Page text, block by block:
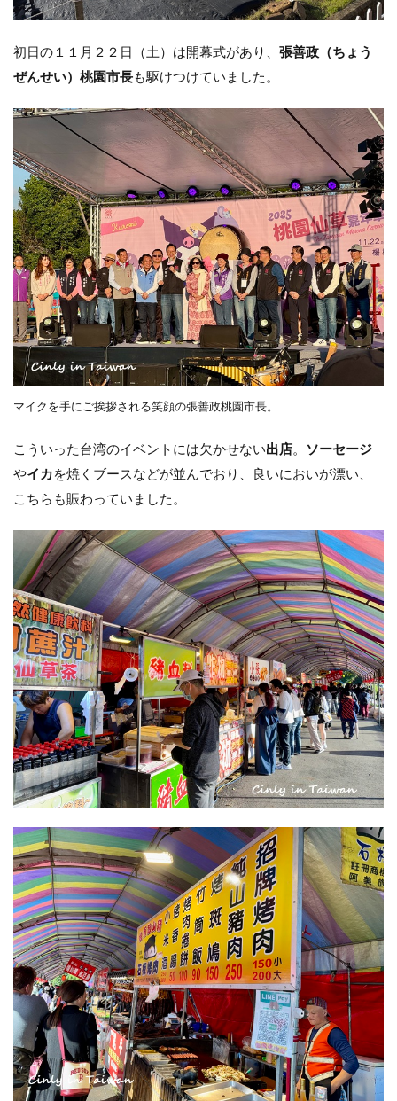
初日の１１月２２日（土）は開幕式があり、 張善政（ちょう
ぜんせい）桃園市長も駆けつけていました。
マイクを手にご挨拶される笑顔の張善政桃園市長。
こういった台湾のイベントには欠かせない出店。
ソーセージ
やイカを焼くブースなどが並んでおり、良いにおいが漂い、
こちらも賑わっていました。